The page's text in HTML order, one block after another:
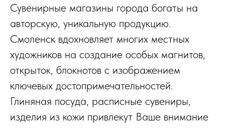
Сувенирные магазины города богаты на
авторскую, уникальную продукцию.
Смоленск вдохновляет многих местных
художников на создание особых магнитов,
открыток, блокнотов с изображением
ключевых достопримечательностей.
Глиняная посуда, расписные сувениры,
изделия из кожи привлекут Ваше внимание